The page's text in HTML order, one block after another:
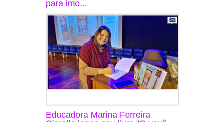
para imo...
Educadora Marina Ferreira